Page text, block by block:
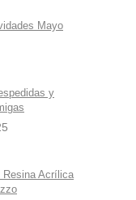
Mayo
y
Resina Acrílica